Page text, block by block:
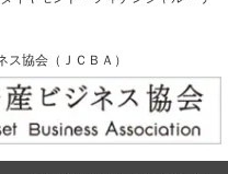
協会（ＪＣＢＡ）